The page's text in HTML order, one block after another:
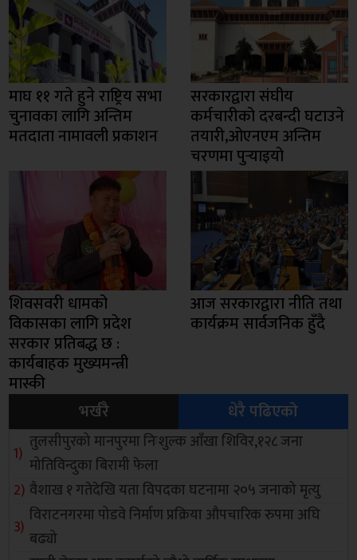
माघ ११ गते हुने राष्ट्रिय सभा
चुनावका लागि अन्तिम
मतदाता नामावली प्रकाशन
सरकारद्वारा संघीय
कर्मचारीको दरबन्दी घटाउने
तयारी,ओएनएम अन्तिम
चरणमा पुर्‍याइयो
शिवसवरी धामको
विकासका लागि प्रदेश
सरकार प्रतिबद्ध छ :
कार्यबाहक मुख्यमन्त्री
मास्की
आज सरकारद्वारा नीति तथा
कार्यक्रम सार्वजनिक हुँदै
भर्खरै धेरै पढिएको
तुलसीपुरको मानपुरमा निःशुल्क आँखा शिविर,१२८ जना
मोतिविन्दुका बिरामी फेला
वैशाख १ गतेदेखि यता विपदका घटनामा २०५ जनाको मृत्यु
विराटनगरमा पोडवे निर्माण प्रक्रिया औपचारिक रुपमा अघि
बढ्यो